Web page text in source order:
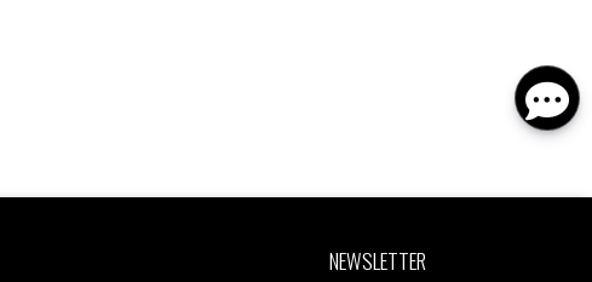
NEWSLETTER